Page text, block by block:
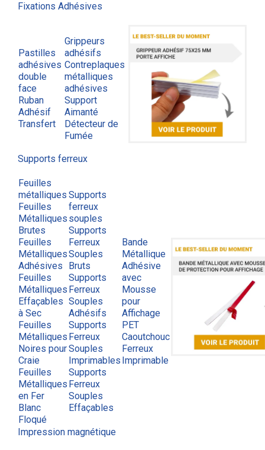
Fixations Adhésives
Pastilles
adhésives
double
face
Ruban
Adhésif
Transfert
Grippeurs
adhésifs
Contreplaques
métalliques
adhésives
Support
Aimanté
Détecteur de
Fumée
Supports ferreux
Feuilles
métalliques
Feuilles
Métalliques
Brutes
Feuilles
Métalliques
Adhésives
Feuilles
Métalliques
Effaçables
à Sec
Feuilles
Métalliques
Noires pour
Craie
Feuilles
Métalliques
en Fer
Blanc
Floqué
Supports
ferreux
souples
Supports
Ferreux
Souples
Bruts
Supports
Ferreux
Souples
Adhésifs
Supports
Ferreux
Souples
Imprimables
Supports
Ferreux
Souples
Effaçables
Bande
Métallique
Adhésive
avec
Mousse
pour
Affichage
PET
Caoutchouc
Ferreux
Imprimable
Impression magnétique